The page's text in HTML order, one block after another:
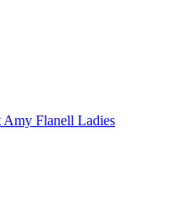
Amy Flanell Ladies